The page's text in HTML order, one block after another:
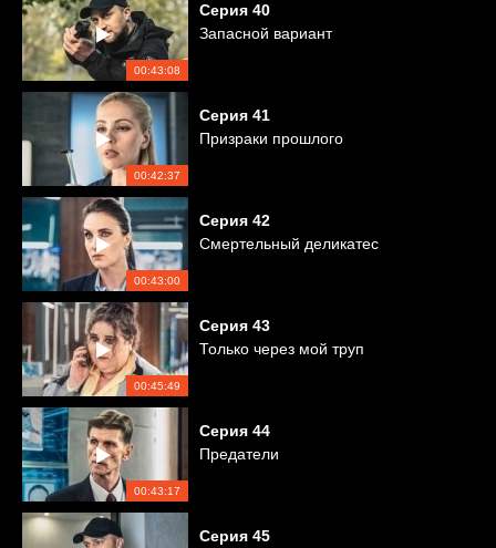
00:43:08
Серия 40
Запасной вариант
00:42:37
Серия 41
Призраки прошлого
00:43:00
Серия 42
Смертельный деликатес
00:45:49
Серия 43
Только через мой труп
00:43:17
Серия 44
Предатели
Серия 45